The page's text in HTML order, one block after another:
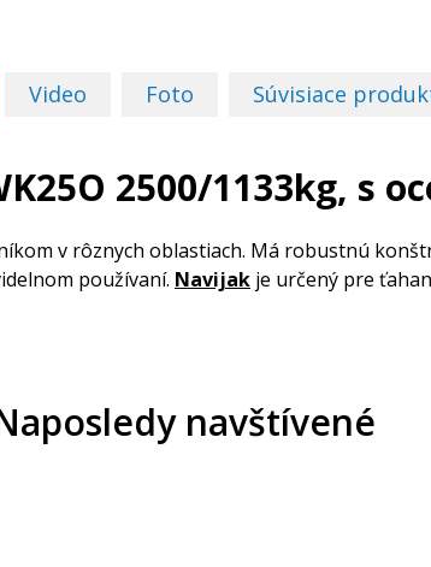
Video Foto Súvisiace
2500/1133kg, s
v rôznych oblastiach. Má robustnú
používaní. Navijak je určený pre
navštívené